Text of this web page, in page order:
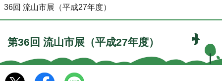
36回 流山市展（平成27年度）
第36回 流山市展（平成27年度）